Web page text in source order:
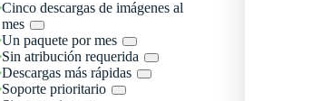
Cinco descargas de imágenes al
mes
Un paquete por mes
Sin atribución requerida
Descargas más rápidas
Soporte prioritario